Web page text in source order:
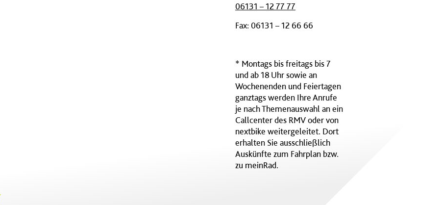
06131 – 12 77 77
Fax: 06131 – 12 66 66
* Montags bis freitags bis 7
und ab 18 Uhr sowie an
Wochenenden und Feiertagen
ganztags werden Ihre Anrufe
je nach Themenauswahl an ein
Callcenter des RMV oder von
nextbike weitergeleitet. Dort
erhalten Sie ausschließlich
Auskünfte zum Fahrplan bzw.
zu meinRad.